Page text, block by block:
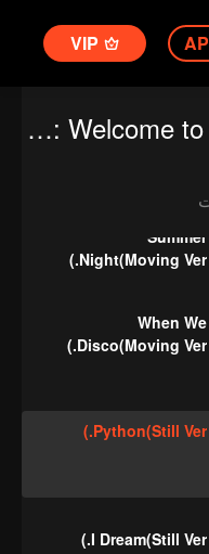
VIP
CHUANG ASIA S2: Welcome to Practice Room
Last Fireworks of the
Summer
Night(Moving Ver.)
When We
Disco(Moving Ver.)
Python(Still Ver.)
I Dream(Still Ver.)